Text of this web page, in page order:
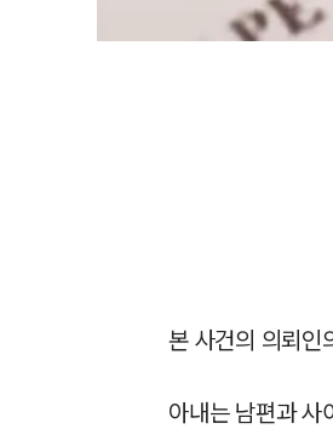
본 사건의 의뢰인
아내는 남편과 사